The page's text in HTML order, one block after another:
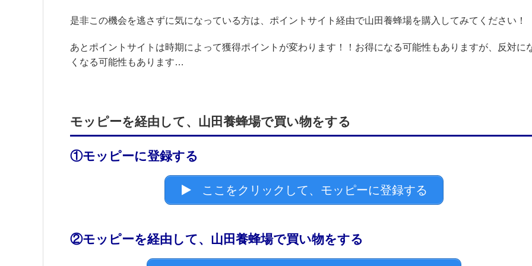
是非この機会を逃さずに気になっている方は、ポイントサイト経由で山田養蜂場を購入してみてください！
あとポイントサイトは時期によって獲得ポイントが変わります！！お得になる可能性もありますが、反対に
くなる可能性もあります…
モッピーを経由して、山田養蜂場で買い物をする
①モッピーに登録する
ここをクリックして、モッピーに登録する
②モッピーを経由して、山田養蜂場で買い物をする